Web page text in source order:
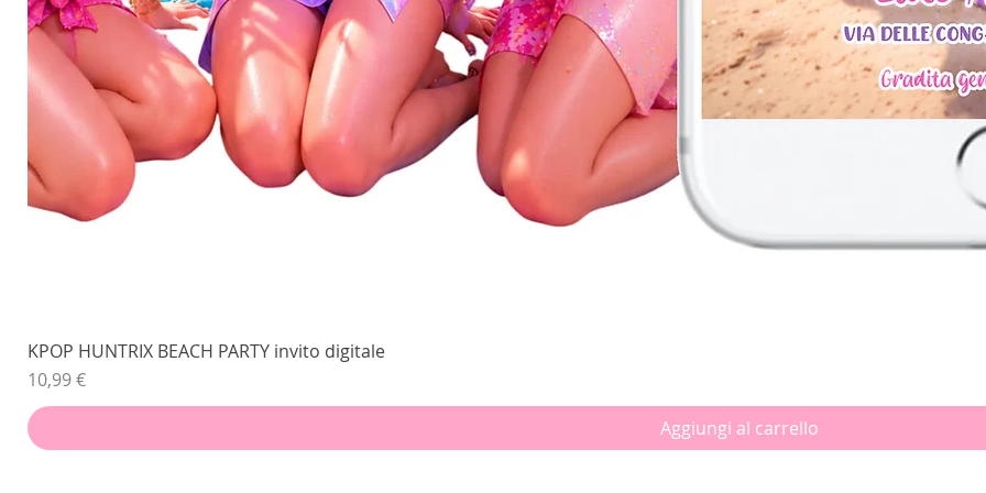
KPOP HUNTRIX BEACH PARTY invito digitale
Prezzo
10,99 €
Aggiungi al carrello